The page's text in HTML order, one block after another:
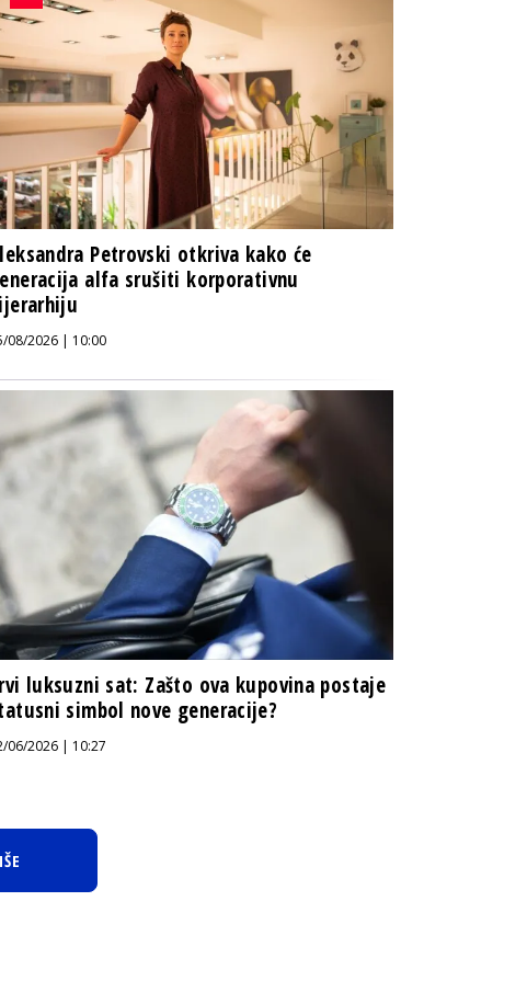
Petrovski otkriva kako će
alfa srušiti korporativnu
08/2026 | 10:00
luksuzni sat: Zašto ova kupovina postaje
simbol nove generacije?
06/2026 | 10:27